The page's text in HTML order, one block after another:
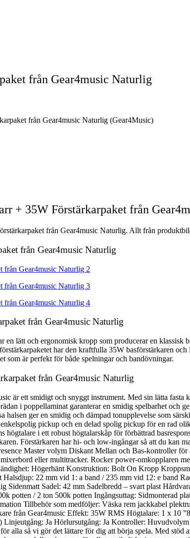
från Gear4music Naturlig
från Gear4music Naturlig (Gear4Music)
+ 35W Förstärkarpaket från
från Gear4music Naturlig. Allt från
från Gear4music Naturlig
från Gear4music Naturlig
lätt och ergonomisk kropp som producerar en
har den kraftfulla 35W basförstärkaren
som är perfekt för både spelningar och bandövningar.
från Gear4music Naturlig
är ett smidigt och snyggt instrument. Med sin lätta
i poppellaminat garanterar en smidig spelbarhet och
ger en smidig och dämpad tonupplevelse som
pickup och en delad spolig pickup för en rad
i ett robust högtalarskåp för förbättrad
Förstärkaren har hi- och low-ingångar så att du kan
Master volym Diskant Mellan och Bas-kontroller
eller multitracker. Rocker power-omkopplaren
Högerhänt Konstruktion: Bolt On Kropp
22 mm vid 1: a band / 235 mm vid 12: e band
Sidenmatt Sadel: 42 mm Sadelbredd – svart plast
/ 2 ton 500k potten Ingångsuttag: Sidmonterad
Tillbehör som medföljer: Väska rem jackkabel
från Gear4music Effekt: 35W RMS Högtalare: 1 x 10
Ja Hörlursutgång: Ja Kontroller:
så vi gör det lättare för dig att börja spela. Med stöd